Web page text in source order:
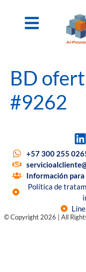
BD
#9262
+57 300 255
Información
Política de
© Copyright 2026 | All